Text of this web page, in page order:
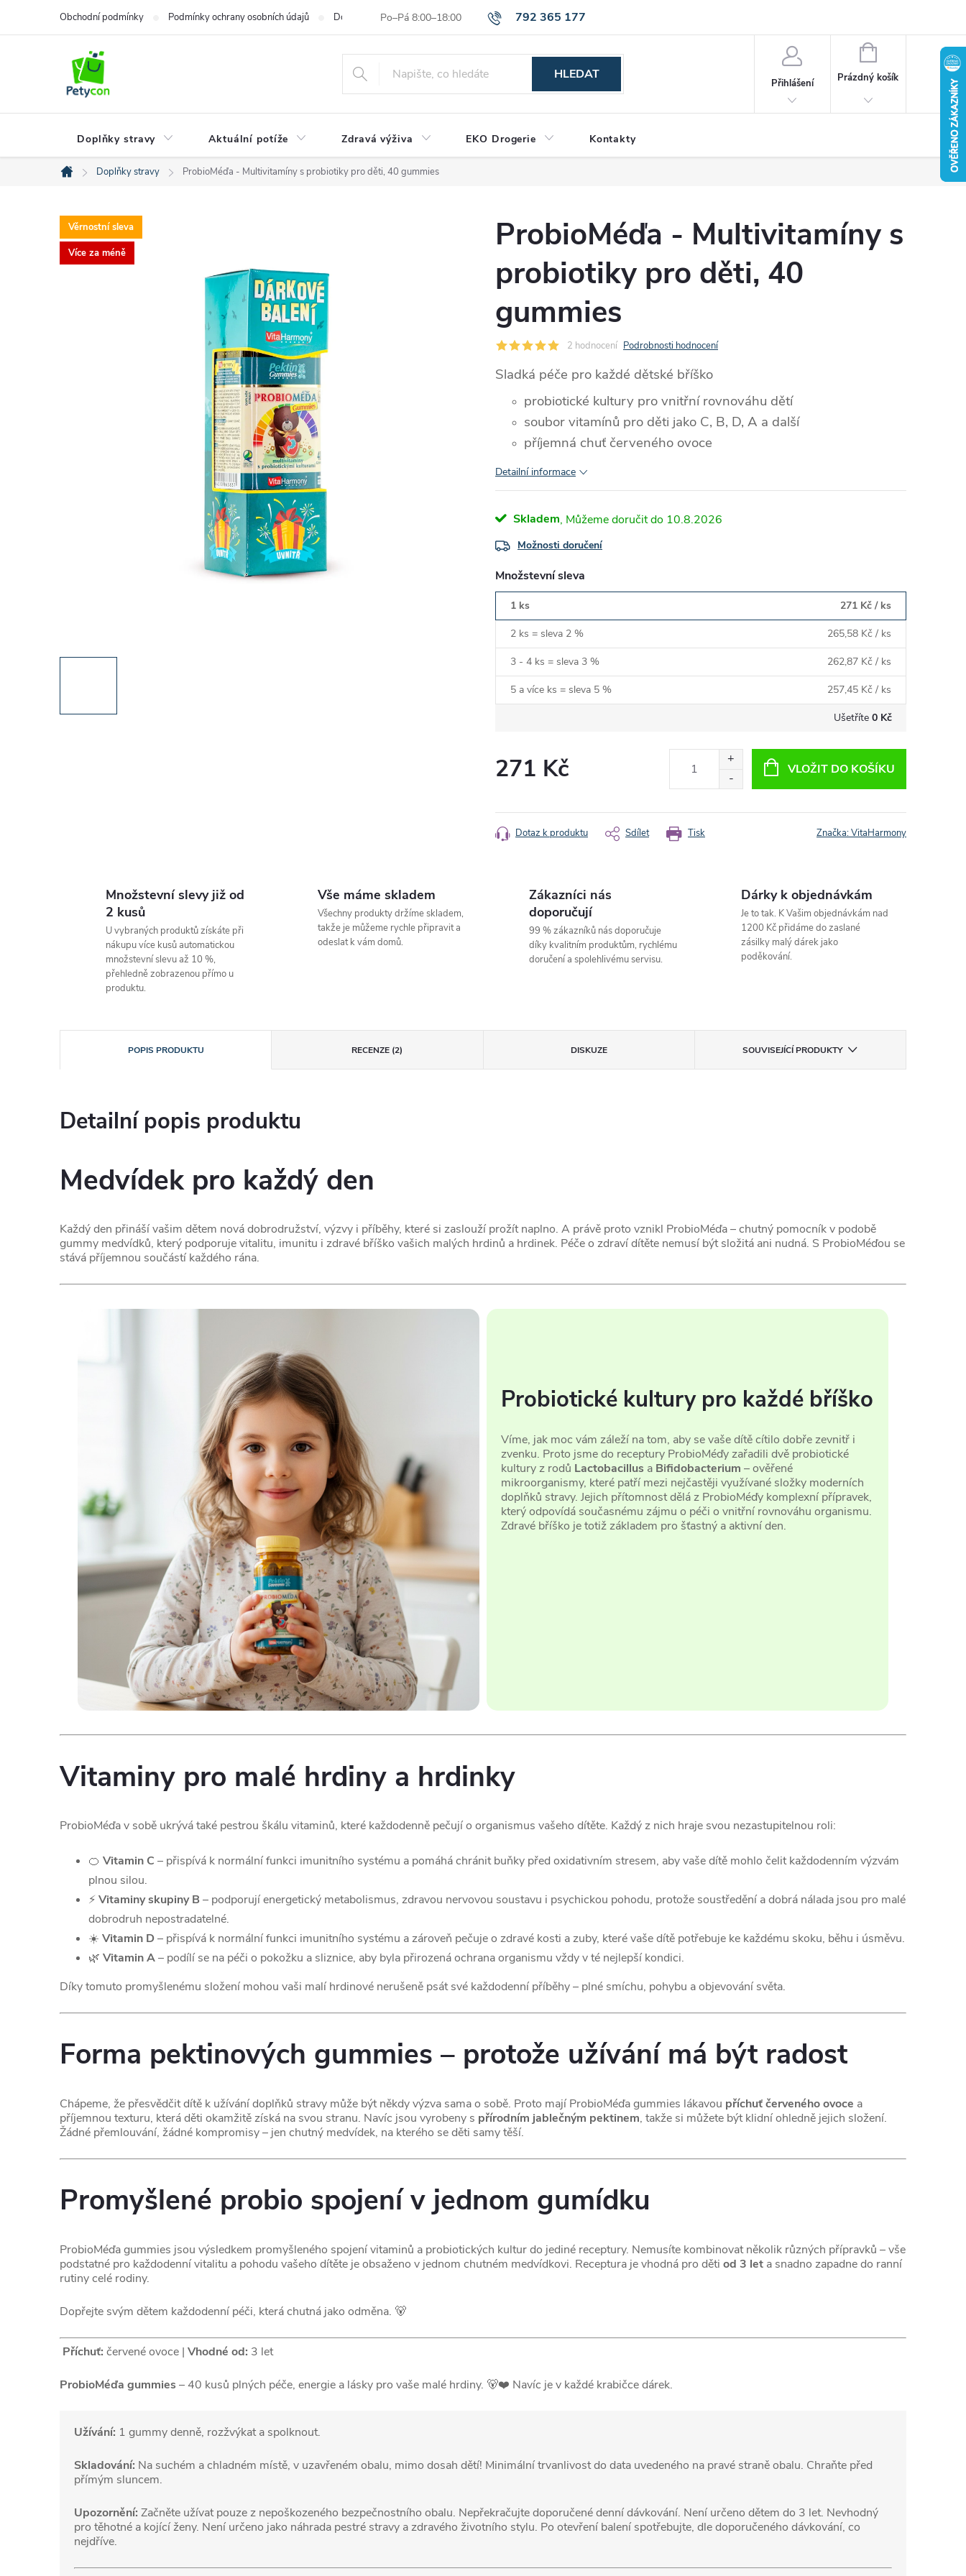
obsah
792 365 177
Obchodní podmínky Podmínky ochrany osobních údajů Dodací a platební podmínky Reklamační řád Hodnocení obchodu
HLEDAT
Přihlášení
NÁKUPNÍ
KOŠÍK
Prázdný košík
Doplňky stravy Aktuální potíže Zdravá výživa EKO Drogerie Kontakty
Domů
Doplňky stravy ProbioMéďa - Multivitamíny s probiotiky pro děti, 40 gummies
Věrnostní sleva
Více za méně
ProbioMéďa - Multivitamíny s
probiotiky pro děti, 40
gummies
2 hodnocení Podrobnosti hodnocení
Sladká péče pro každé dětské bříško
probiotické kultury pro vnitřní rovnováhu dětí
soubor vitamínů pro děti jako C, B, D, A a další
příjemná chuť červeného ovoce
Detailní informace
Skladem 10.8.2026
Možnosti doručení
Množstevní sleva
1 ks 271 Kč / ks
2 ks = sleva 2 % 265,58 Kč / ks
3 - 4 ks = sleva 3 % 262,87 Kč / ks
5 a více ks = sleva 5 % 257,45 Kč / ks
Ušetříte 0 Kč
271 Kč VLOŽIT DO KOŠÍKU
Tisk
Dotaz k produktu Sdílet Značka:VitaHarmony
Množstevní slevy již od
2 kusů
U vybraných produktů získáte při
nákupu více kusů automatickou
množstevní slevu až 10 %,
přehledně zobrazenou přímo u
produktu.
Vše máme skladem
Všechny produkty držíme skladem,
takže je můžeme rychle připravit a
odeslat k vám domů.
Zákazníci nás
doporučují
99 % zákazníků nás doporučuje
díky kvalitním produktům, rychlému
doručení a spolehlivému servisu.
Dárky k objednávkám
Je to tak. K Vašim objednávkám nad
1200 Kč přidáme do zaslané
zásilky malý dárek jako
poděkování.
POPIS PRODUKTU RECENZE (2) DISKUZE SOUVISEJÍCÍ PRODUKTY
Detailní popis produktu
Medvídek pro každý den
Každý den přináší vašim dětem nová dobrodružství, výzvy i příběhy, které si zaslouží prožít naplno. A právě proto vznikl ProbioMéďa – chutný pomocník v podobě
gummy medvídků, který podporuje vitalitu, imunitu i zdravé bříško vašich malých hrdinů a hrdinek. Péče o zdraví dítěte nemusí být složitá ani nudná. S ProbioMéďou se
stává příjemnou součástí každého rána.
Probiotické kultury pro každé bříško
Víme, jak moc vám záleží na tom, aby se vaše dítě cítilo dobře zevnitř i
zvenku. Proto jsme do receptury ProbioMéďy zařadili dvě probiotické
kultury z rodů Lactobacillus a Bifidobacterium – ověřené
mikroorganismy, které patří mezi nejčastěji využívané složky moderních
doplňků stravy. Jejich přítomnost dělá z ProbioMéďy komplexní přípravek,
který odpovídá současnému zájmu o péči o vnitřní rovnováhu organismu.
Zdravé bříško je totiž základem pro šťastný a aktivní den.
Vitaminy pro malé hrdiny a hrdinky
ProbioMéďa v sobě ukrývá také pestrou škálu vitaminů, které každodenně pečují o organismus vašeho dítěte. Každý z nich hraje svou nezastupitelnou roli:
🍊 Vitamin C – přispívá k normální funkci imunitního systému a pomáhá chránit buňky před oxidativním stresem, aby vaše dítě mohlo čelit každodenním výzvám
plnou silou.
⚡Vitaminy skupiny B – podporují energetický metabolismus, zdravou nervovou soustavu i psychickou pohodu, protože soustředění a dobrá nálada jsou pro malé
dobrodruh nepostradatelné.
☀️ Vitamin D– přispívá k normální funkci imunitního systému a zároveň pečuje o zdravé kosti a zuby, které vaše dítě potřebuje ke každému skoku, běhu i úsměvu.
🌿 Vitamin A– podílí se na péči o pokožku a sliznice, aby byla přirozená ochrana organismu vždy v té nejlepší kondici.
Díky tomuto promyšlenému složení mohou vaši malí hrdinové nerušeně psát své každodenní příběhy – plné smíchu, pohybu a objevování světa.
Forma pektinových gummies – protože užívání má být radost
Chápeme, že přesvědčit dítě k užívání doplňků stravy může být někdy výzva sama o sobě. Proto mají ProbioMéďa gummies lákavou příchuť červeného ovoce a
příjemnou texturu, která děti okamžitě získá na svou stranu. Navíc jsou vyrobeny s přírodním jablečným pektinem, takže si můžete být klidní ohledně jejich složení.
Žádné přemlouvání, žádné kompromisy – jen chutný medvídek, na kterého se děti samy těší.
Promyšlené probio spojení v jednom gumídku
ProbioMéďa gummies jsou výsledkem promyšleného spojení vitaminů a probiotických kultur do jediné receptury. Nemusíte kombinovat několik různých přípravků – vše
podstatné pro každodenní vitalitu a pohodu vašeho dítěte je obsaženo v jednom chutném medvídkovi. Receptura je vhodná pro děti od 3 let a snadno zapadne do ranní
rutiny celé rodiny.
Dopřejte svým dětem každodenní péči, která chutná jako odměna. 🐻
Příchuť: červené ovoce | Vhodné od: 3 let
ProbioMéďa gummies – 40 kusů plných péče, energie a lásky pro vaše malé hrdiny. 🐻❤️ Navíc je v každé krabičce dárek.
Užívání: 1 gummy denně, rozžvýkat a spolknout.
Skladování: Na suchém a chladném místě, v uzavřeném obalu, mimo dosah dětí! Minimální trvanlivost do data uvedeného na pravé straně obalu. Chraňte před
přímým sluncem.
Upozornění: Začněte užívat pouze z nepoškozeného bezpečnostního obalu. Nepřekračujte doporučené denní dávkování. Není určeno dětem do 3 let. Nevhodný
pro těhotné a kojící ženy. Není určeno jako náhrada pestré stravy a zdravého životního stylu. Po otevření balení spotřebujte, dle doporučeného dávkování, co
nejdříve.